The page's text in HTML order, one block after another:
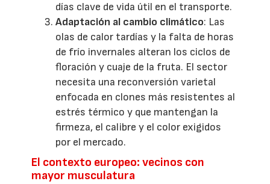
días clave de vida útil en el transporte.
Adaptación al cambio climático: Las
olas de calor tardías y la falta de horas
de frío invernales alteran los ciclos de
floración y cuaje de la fruta. El sector
necesita una reconversión varietal
enfocada en clones más resistentes al
estrés térmico y que mantengan la
firmeza, el calibre y el color exigidos
por el mercado.
El contexto europeo: vecinos con
mayor musculatura